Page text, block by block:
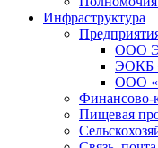
Инфраструктура
ООО
ЭОКБ
ООО
Финансово-
Пищевая